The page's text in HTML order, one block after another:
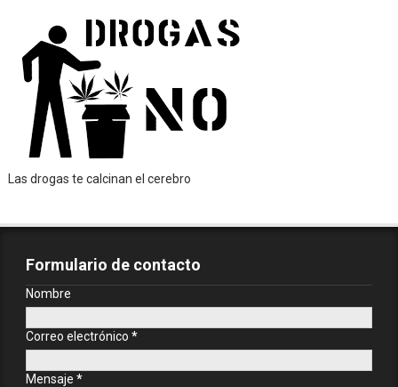
Las drogas te calcinan el cerebro
Formulario de contacto
Nombre
Correo electrónico *
Mensaje *